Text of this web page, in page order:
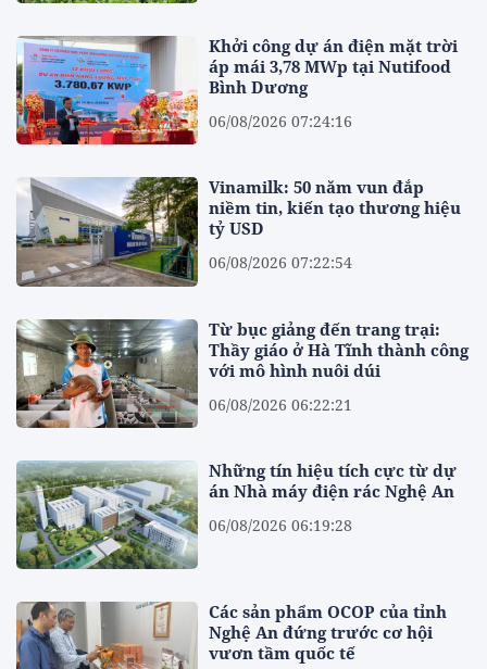
Khởi công dự án điện mặt trời
áp mái 3,78 MWp tại Nutifood
Bình Dương
06/08/2026 07:24:16
Vinamilk: 50 năm vun đắp
niềm tin, kiến tạo thương hiệu
tỷ USD
06/08/2026 07:22:54
Từ bục giảng đến trang trại:
Thầy giáo ở Hà Tĩnh thành công
với mô hình nuôi dúi
06/08/2026 06:22:21
Những tín hiệu tích cực từ dự
án Nhà máy điện rác Nghệ An
06/08/2026 06:19:28
Các sản phẩm OCOP của tỉnh
Nghệ An đứng trước cơ hội
vươn tầm quốc tế